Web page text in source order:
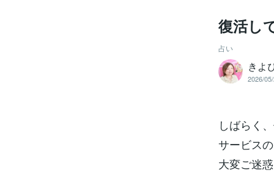
復活し
占い
きよ
2026/
しばらく
サービス
大変ご迷